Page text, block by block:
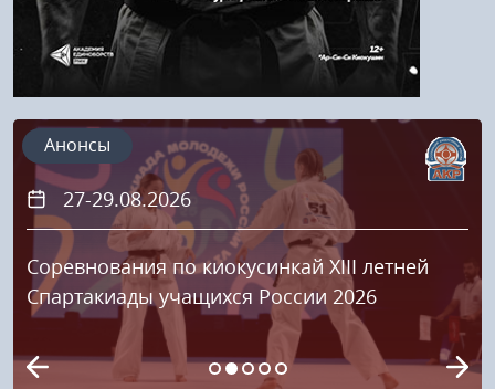
27-29.08.2026
Соревнования по киокусинкай XIII летней
Спартакиады учащихся России 2026
Анонсы